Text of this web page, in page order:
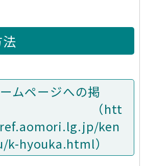
ムページへの掲
（htt
ken
k-hyouka.html）